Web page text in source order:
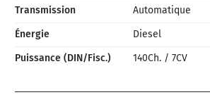
Transmission
Automatique
Énergie
Diesel
Puissance (DIN/Fisc.)
140Ch./ 7CV